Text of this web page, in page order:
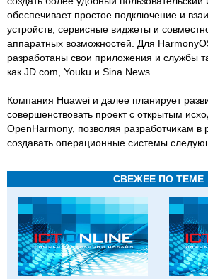
обеспечивает простое подключение и
устройств, сервисные виджеты и
аппаратных возможностей. Для
разработаны свои приложения и службы
как JD.com, Youku и Sina News.
Компания Huawei и далее планирует
совершенствовать проект с открытым
OpenHarmony, позволяя разработчикам в
создавать операционные системы
СВЕЖЕЕ ПО ТЕМЕ